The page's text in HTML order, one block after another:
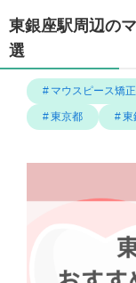
東銀座駅周辺の
選
マウスピース矯正
東京都 東